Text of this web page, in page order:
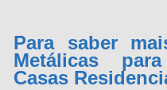
Para saber
Metálicas
Casas